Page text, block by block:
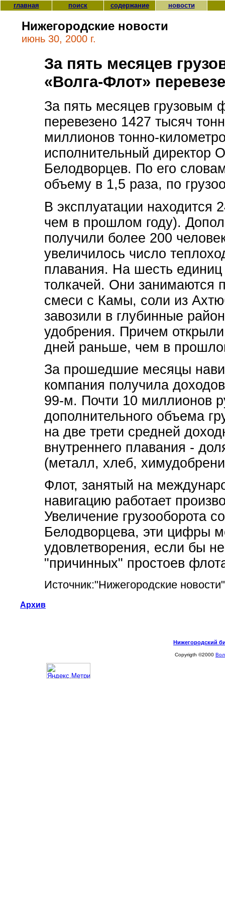
главная поиск содержание новости
Нижегородские новости
июнь 30, 2000 г.
За пять месяцев
«Волга-Флот»
За пять месяцев грузовым
перевезено 1427 тысяч
миллионов тонно-
исполнительный директор
Белодворцев. По его
объему в 1,5 раза, по
В эксплуатации находится
чем в прошлом году).
получили более 200
увеличилось число
плавания. На шесть единиц
толкачей. Они занимаются
смеси с Камы, соли из
завозили в глубинные
удобрения. Причем
дней раньше, чем в
За прошедшие месяцы
компания получила
99-м. Почти 10 миллионов
дополнительного объема
на две трети средней
внутреннего плавания -
(металл, хлеб,
Флот, занятый на
навигацию работает
Увеличение грузооборота
Белодворцева, эти цифры
удовлетворения, если бы
"причинных" простоев
Источник:"Нижегородские новости"
Архив
Нижегородский
Copyrigth ©2000